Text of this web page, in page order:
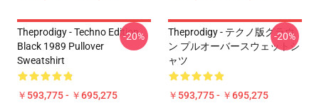
Theprodigy - Techno Edition
Black 1989 Pullover
Sweatshirt
￥593,775 - ￥695,275
-20%
Theprodigy - テクノ版グラウ
ン プルオーバースウェットシ
ャツ
￥593,775 - ￥695,275
-20%